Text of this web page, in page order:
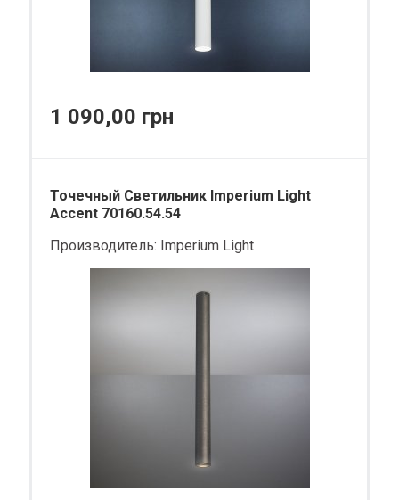
1 090,00 грн
Точечный Светильник Imperium Light
Accent 70160.54.54
Производитель: Imperium Light